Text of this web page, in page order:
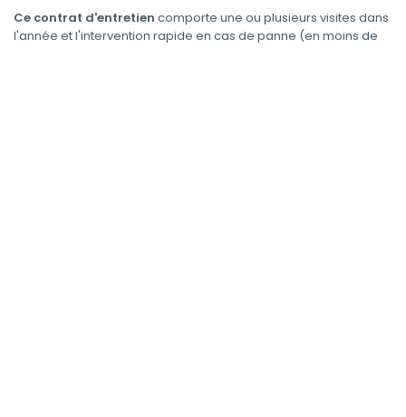
Ce contrat d'entretien comporte une ou plusieurs visites dans
l'année et l'intervention rapide en cas de panne (en moins de